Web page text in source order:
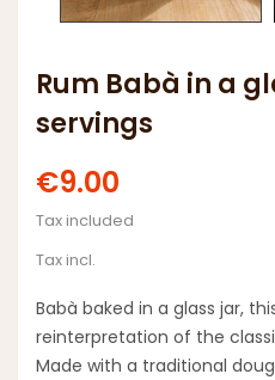
Rum Babà in a
servings
€9.00
Tax included
Tax incl.
Babà baked in a glass jar,
reinterpretation of the
Made with a traditional